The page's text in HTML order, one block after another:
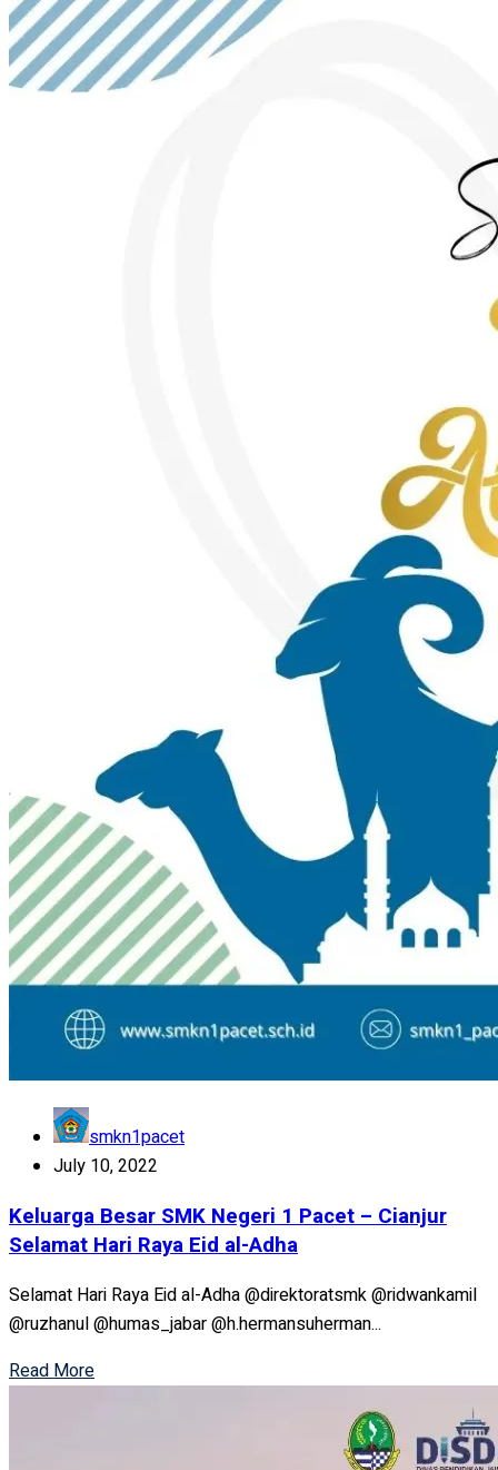
smkn1pacet
July 10, 2022
Keluarga Besar SMK Negeri 1 Pacet – Cianjur
Selamat Hari Raya Eid al-Adha
Selamat Hari Raya Eid al-Adha @direktoratsmk @ridwankamil
@ruzhanul @humas_jabar @h.hermansuherman...
Read More